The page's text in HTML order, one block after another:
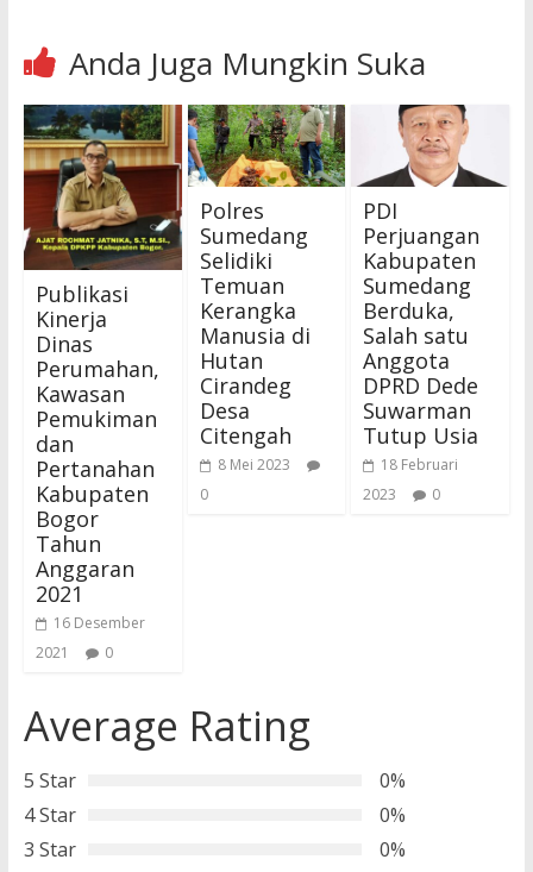
Anda Juga Mungkin Suka
Publikasi
Kinerja
Dinas
Perumahan,
Kawasan
Pemukiman
dan
Pertanahan
Kabupaten
Bogor
Tahun
Anggaran
2021
16 Desember
2021
0
Polres
Sumedang
Selidiki
Temuan
Kerangka
Manusia di
Hutan
Cirandeg
Desa
Citengah
8 Mei 2023
0
PDI
Perjuangan
Kabupaten
Sumedang
Berduka,
Salah satu
Anggota
DPRD Dede
Suwarman
Tutup Usia
18 Februari
2023
0
Average Rating
5 Star
0%
4 Star
0%
3 Star
0%